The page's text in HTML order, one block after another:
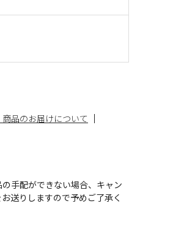
商品のお届けについて
手配ができない場合、キャン
送りしますので予めご了承く